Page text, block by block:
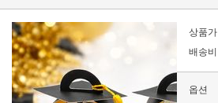
상품가
배송비
옵션